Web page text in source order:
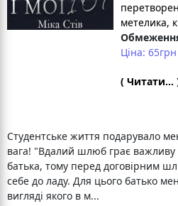
метелика,
Ціна: 65грн
( Читати...
Студентське життя подарувало
вага! "Вдалий шлюб грає
батька, тому перед договірним
себе до ладу. Для цього батько
вигляді якого в м...